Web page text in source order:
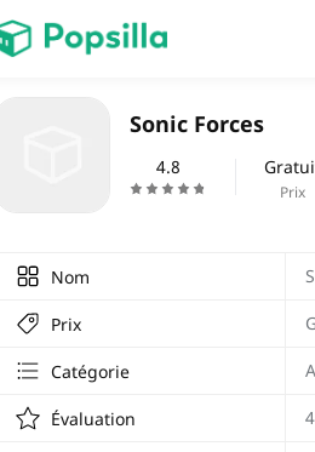
Sonic Forces
4.8
Prix
Nom
Prix
Catégorie
Évaluation